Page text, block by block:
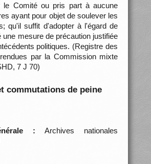
le Comité ou pris part à aucune
ayant pour objet de soulever les
qu'il suffit d'adopter à l'égard de
une mesure de précaution justifiée
politiques. (Registre des
par la Commission mixte
7 J 70)
commutations de peine
: Archives nationales